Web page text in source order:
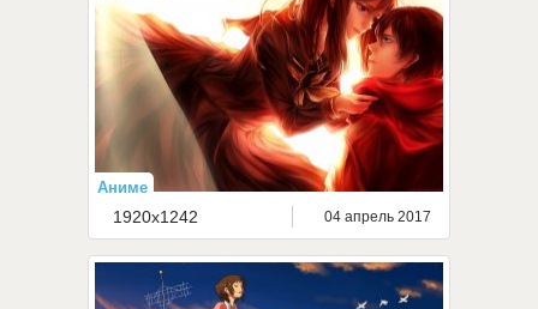
Аниме
1920x1242 04 апрель 2017